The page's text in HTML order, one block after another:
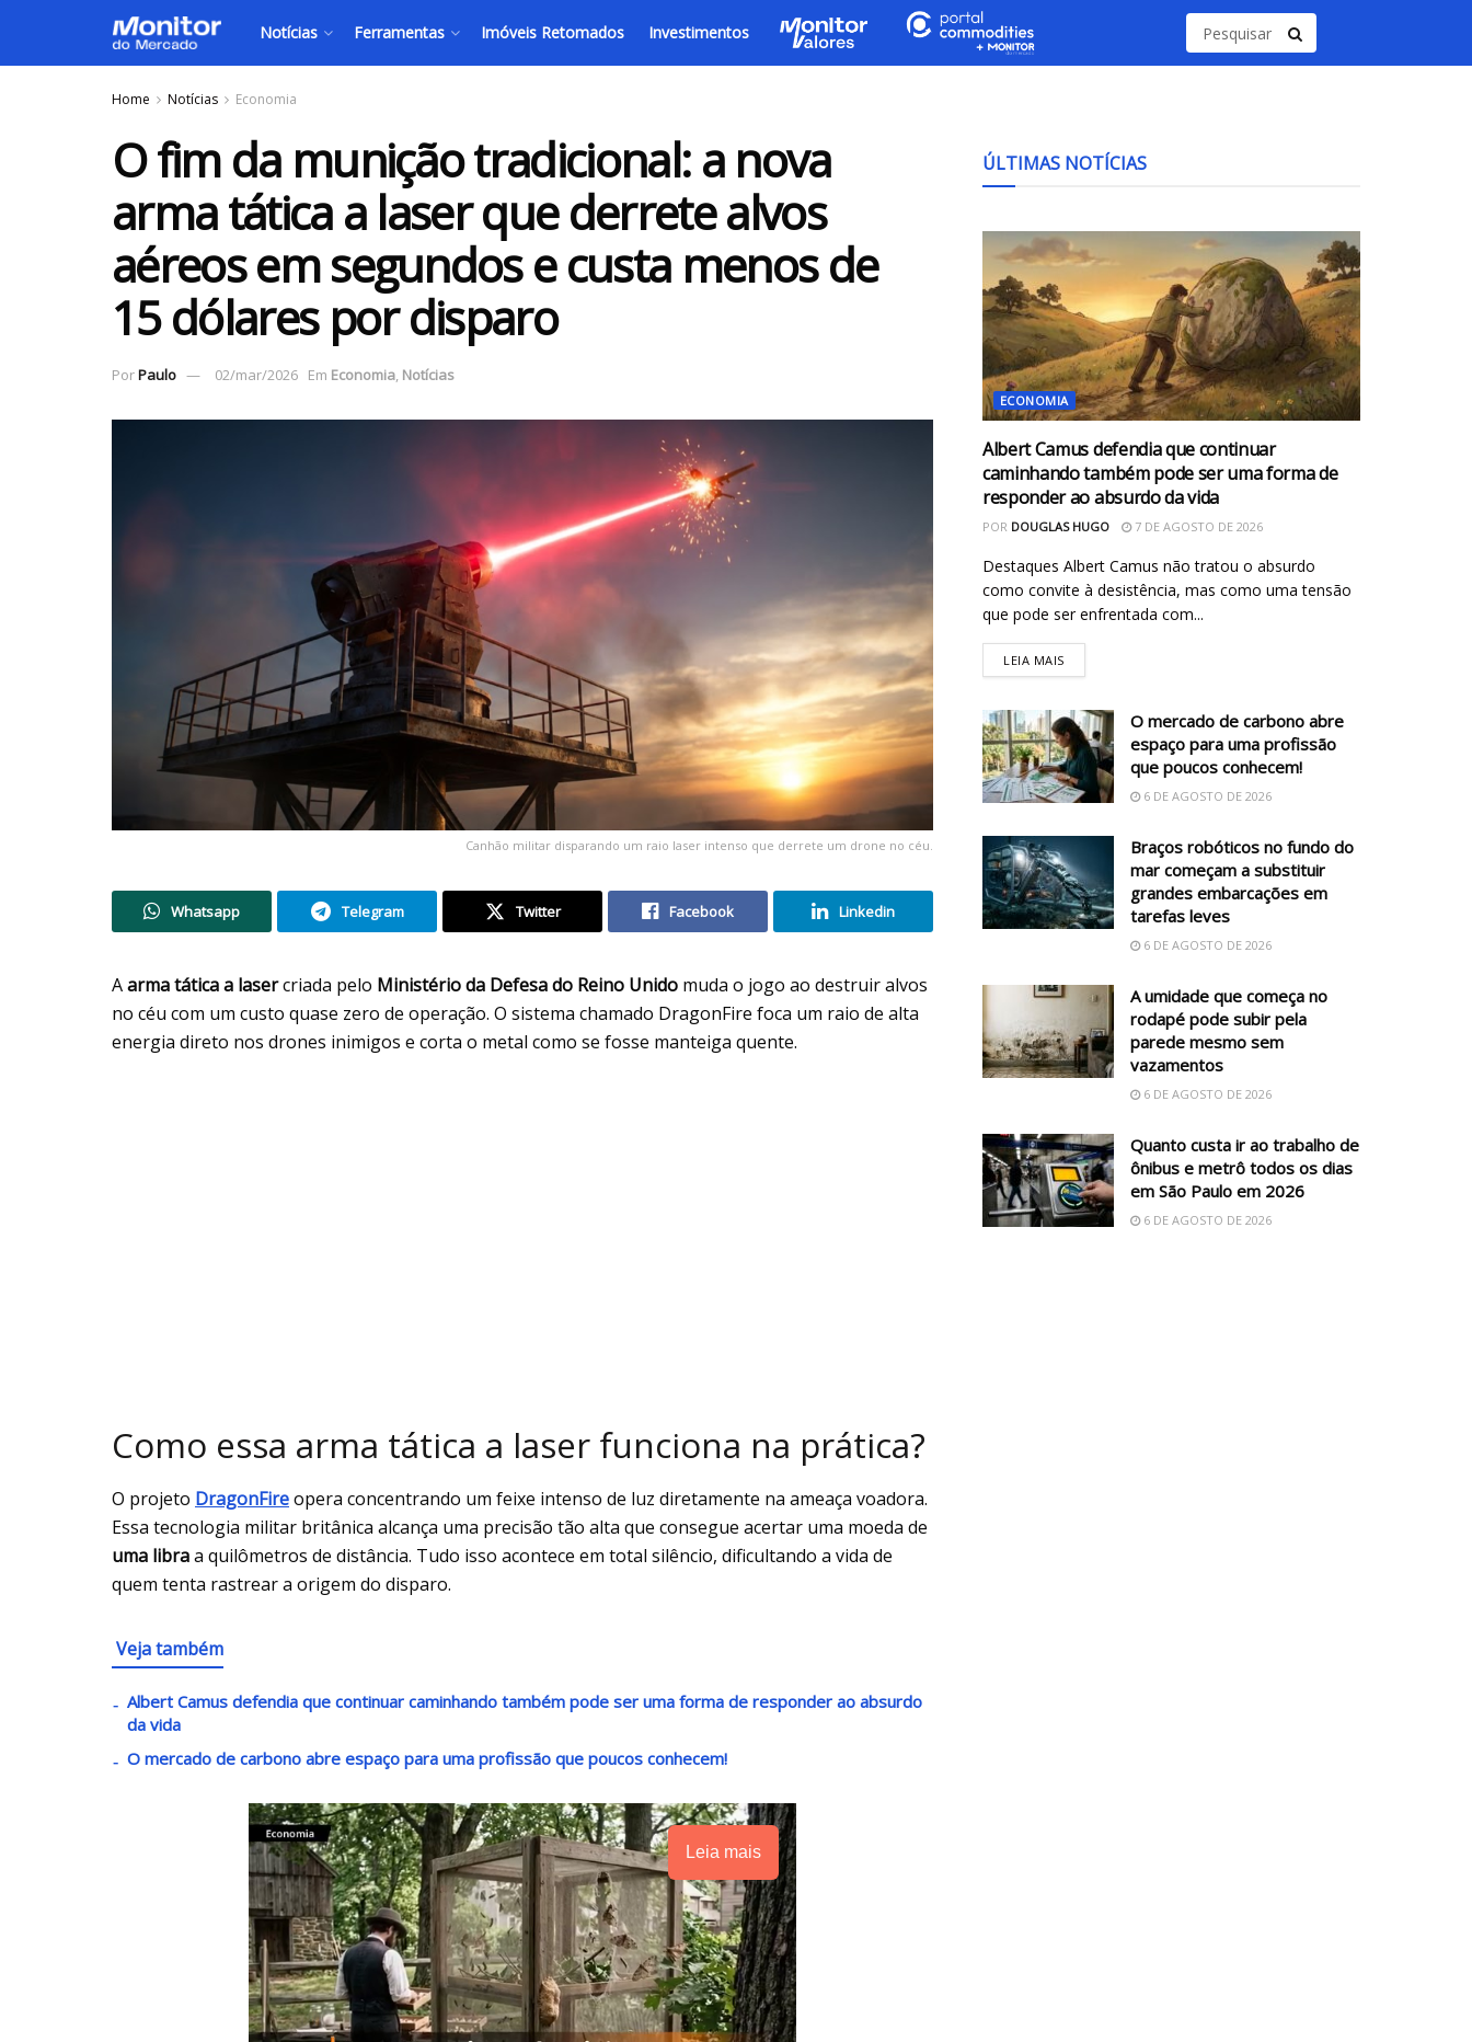
Notícias Ferramentas Imóveis Retomados Investimentos
Home Notícias Economia
O fim da munição tradicional: a nova
arma tática a laser que derrete alvos
aéreos em segundos e custa menos de
15 dólares por disparo
PorPaulo 02/mar/2026 Em Economia, Notícias
Canhão militar disparando um raio laser intenso que derrete um drone no céu.
Whatsapp Telegram Twitter Facebook Linkedin
Aarma tática a lasercriada pelo Ministério da Defesa do Reino Unido muda o jogo ao destruir alvos
no céu com um custo quase zero de operação. O sistema chamado DragonFire foca um raio de alta
energia direto nos drones inimigos e corta o metal como se fosse manteiga quente.
Como essa arma tática a laser funciona na prática?
O projeto DragonFireopera concentrando um feixe intenso de luz diretamente na ameaça voadora.
Essa tecnologia militar britânica alcança uma precisão tão alta que consegue acertar uma moeda de
uma libraa quilômetros de distância. Tudo isso acontece em total silêncio, dificultando a vida de
quem tenta rastrear a origem do disparo.
Veja também
Albert Camus defendia que continuar caminhando também pode ser uma forma de responder ao absurdo
da vida
O mercado de carbono abre espaço para uma profissão que poucos conhecem!
Leia mais
ÚLTIMAS NOTÍCIAS
ECONOMIA
Albert Camus defendia que continuar
caminhando também pode ser uma forma de
responder ao absurdo da vida
POR DOUGLAS HUGO 7 DE AGOSTO DE 2026
Destaques Albert Camus não tratou o absurdo
como convite à desistência, mas como uma tensão
que pode ser enfrentada com...
LEIA MAIS
O mercado de carbono abre
espaço para uma profissão
que poucos conhecem!
6 DE AGOSTO DE 2026
Braços robóticos no fundo do
mar começam a substituir
grandes embarcações em
tarefas leves
6 DE AGOSTO DE 2026
A umidade que começa no
rodapé pode subir pela
parede mesmo sem
vazamentos
6 DE AGOSTO DE 2026
Quanto custa ir ao trabalho de
ônibus e metrô todos os dias
em São Paulo em 2026
6 DE AGOSTO DE 2026